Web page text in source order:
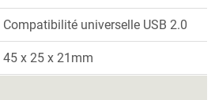
Compatibilité universelle USB 2.0
45 x 25 x 21mm